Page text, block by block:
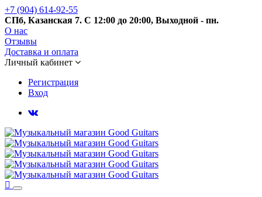
+7 (904) 614-92-55
СПб, Казанская 7. С 12:00 до 20:00, Выходной - пн.
О нас
Отзывы
Доставка и оплата
Личный кабинет
Регистрация
Вход
Меню